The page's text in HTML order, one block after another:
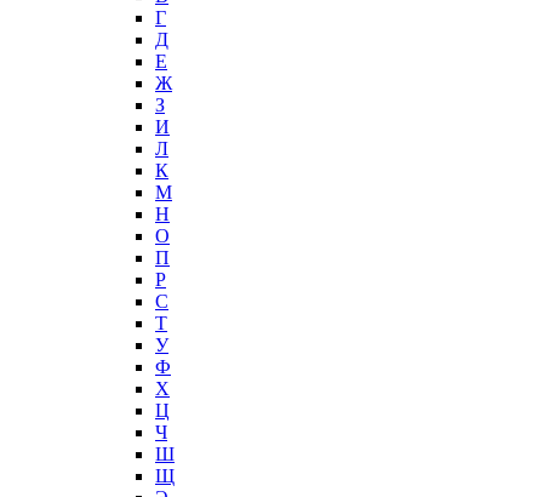
Г
Д
Е
Ж
З
И
Л
К
М
Н
О
П
Р
С
Т
У
Ф
Х
Ц
Ч
Ш
Щ